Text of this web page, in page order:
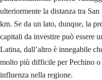
ulteriormente la distanza tra
km. Se da un lato, dunque, la
capitali da investire può essere
Latina, dall’altro è innegabile
molto più difficile per Pechino o
influenza nella regione.